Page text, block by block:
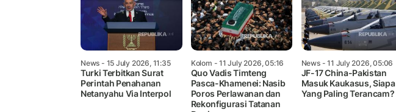
News - 15 July 2026, 11:35
Turki Terbitkan Surat
Perintah Penahanan
Netanyahu Via Interpol
Kolom - 11 July 2026, 05:16
Quo Vadis Timteng
Pasca-Khamenei: Nasib
Poros Perlawanan dan
Rekonfigurasi Tatanan
News- 11 July 2026, 05:06
JF-17 China-Pakistan
Masuk Kaukasus, Siapa
Yang Paling Terancam?